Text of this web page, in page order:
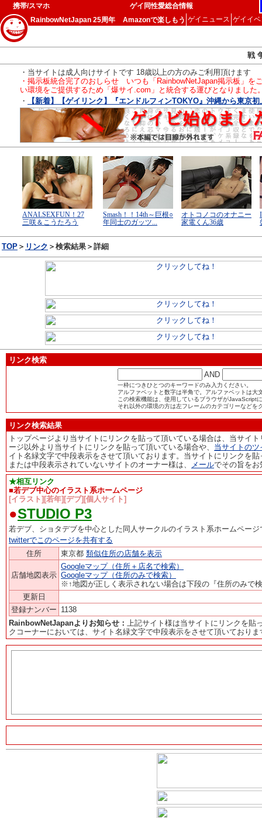
携帯/スマホ
ゲイ同性愛総合情報
RainbowNetJapan 25周年
Amazonで楽しもう ゲイニュース ゲイイ
戦
・当サイトは成人向けサイトです 18歳以上の方のみご利用頂けます
・掲示板統合完了のおしらせ いつも「RainbowNetJapan掲示板」を
い環境をご提供するため「爆サイ.com」と統合する運びとなりました
・
【新着】【ゲイリンク】『エンドルフィンTOKYO』沖縄から東京
TOP ＞ リンク ＞検索結果＞詳細
リンク検索
AND
一枠につきひとつのキーワードのみ入力ください。
アルファベットと数字は半角で。アルファベットは大
この検索機能は、使用しているブラウザがJavaScript
それ以外の環境の方は左フレームのカテゴリーなどを
リンク検索結果
トップページより当サイトにリンクを貼って頂いている場合は、当サイ
ージ以外より当サイトにリンクを貼って頂いている場合や、 当サイトの
イト名緑文字で中段表示をさせて頂いております。当サイトにリンクを
または中段表示されていないサイトのオーナー様は、
メールでその旨をお
★相互リンク
■若デブ中心のイラスト系ホームページ
[イラスト][若年][デブ][個人サイト]
●STUDIO P3
若デブ、ショタデブを中心とした同人サークルのイラスト系ホームページ
twitterでこのページを共有する
住所
東京都 類似住所の店舗を表示
店舗地図表示
Googleマップ（住所＋店名で検索）
Googleマップ（住所のみで検索）
※↑地図が正しく表示されない場合は下段の『住所のみで
更新日
登録ナンバー 1138
RainbowNetJapanよりお知らせ： 上記サイト様は当サイトにリンクを貼
クコーナーにおいては、サイト名緑文字で中段表示をさせて頂いておりま